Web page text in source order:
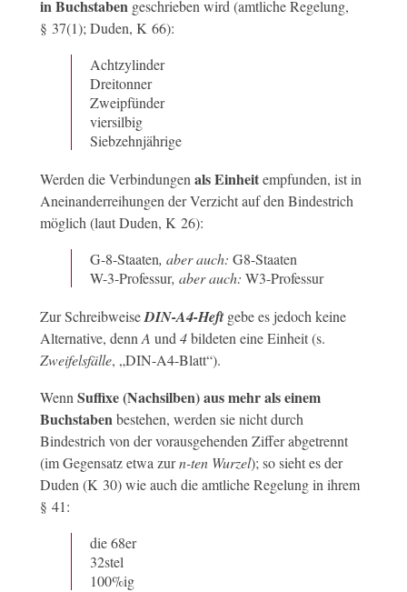
in Buchstaben geschrieben wird (amtliche Regelung,
§ 37(1); Duden, K 66):
Achtzylinder
Dreitonner
Zweipfünder
viersilbig
Siebzehnjährige
Werden die Verbindungen als Einheitempfunden, ist in
Aneinanderreihungen der Verzicht auf den Bindestrich
möglich (laut Duden, K 26):
G-8-Staaten, aber auch: G8-Staaten
W-3-Professur, aber auch: W3-Professur
Zur SchreibweiseDIN-A4-Heftgebe es jedoch keine
Alternative, denn A und 4bildeten eine Einheit (s.
Zweifelsfälle, „DIN-A4-Blatt“).
Wenn Suffixe (Nachsilben) aus mehr als einem
Buchstaben bestehen, werden sie nicht durch
Bindestrich von der vorausgehenden Ziffer abgetrennt
(im Gegensatz etwa zurn-ten Wurzel); so sieht es der
Duden (K 30) wie auch die amtliche Regelung in ihrem
§ 41:
die 68er
32stel
100%ig